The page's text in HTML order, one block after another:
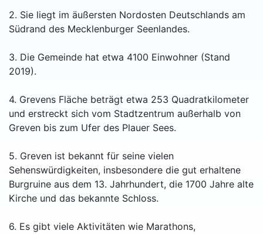
2. Sie liegt im äußersten Nordosten Deutschlands am
Südrand des Mecklenburger Seenlandes.
3. Die Gemeinde hat etwa 4100 Einwohner (Stand
2019).
4. Grevens Fläche beträgt etwa 253 Quadratkilometer
und erstreckt sich vom Stadtzentrum außerhalb von
Greven bis zum Ufer des Plauer Sees.
5. Greven ist bekannt für seine vielen
Sehenswürdigkeiten, insbesondere die gut erhaltene
Burgruine aus dem 13. Jahrhundert, die 1700 Jahre alte
Kirche und das bekannte Schloss.
6. Es gibt viele Aktivitäten wie Marathons,